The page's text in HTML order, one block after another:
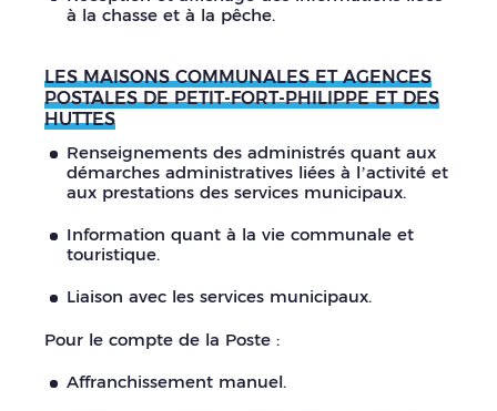
à la chasse et à la pêche.
LES MAISONS COMMUNALES ET AGENCES
POSTALES DE PETIT-FORT-PHILIPPE ET DES
HUTTES
Renseignements des administrés quant aux
démarches administratives liées à l’activité et
aux prestations des services municipaux.
Information quant à la vie communale et
touristique.
Liaison avec les services municipaux.
Pour le compte de la Poste :
Affranchissement manuel.